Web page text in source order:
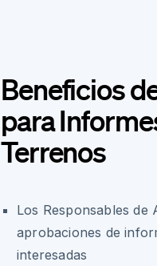
Beneficios
para
Terrenos
Los Responsables de
aprobaciones de
interesadas